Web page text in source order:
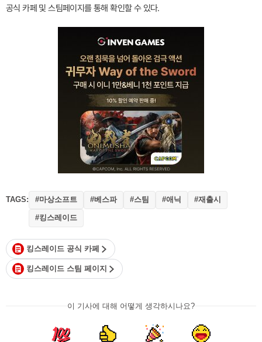
공식 카페 및 스팀페이지를 통해 확인할 수 있다.
TAGS: #마상소프트 #베스파 #스팀 #애닉 #재출시
#킹스레이드
킹스레이드 공식 카페
킹스레이드 스팀 페이지
이 기사에 대해 어떻게 생각하시나요?